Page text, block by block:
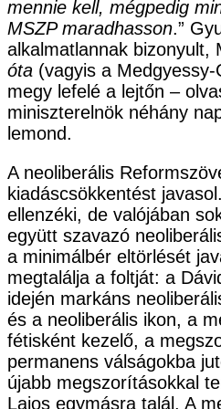
mennie kell, mégpedig
MSZP maradhasson.”
alkalmatlannak bizonyult,
óta (vagyis a
megy lefelé a lejtőn –
miniszterelnök néhány
lemond.
A neoliberális
kiadáscsökkentést
ellenzéki, de valójában
együtt szavazó
a minimálbér eltörlését
megtalálja a foltját: a
idején markáns
és a neoliberális ikon, a
fétisként kezelő, a
permanens válságokba
újabb megszorításokkal
Lajos egymásra talál. A